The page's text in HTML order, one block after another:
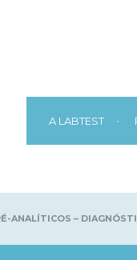
A LABTEST •
ANALÍTICOS –